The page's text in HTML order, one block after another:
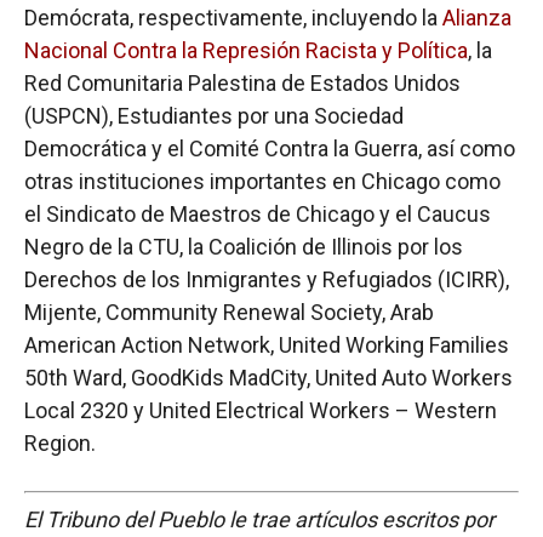
Demócrata, respectivamente, incluyendo laAlianza
Nacional Contra la Represión Racista y Política, la
Red Comunitaria Palestina de Estados Unidos
(USPCN), Estudiantes por una Sociedad
Democrática y el Comité Contra la Guerra, así como
otras instituciones importantes en Chicago como
el Sindicato de Maestros de Chicago y el Caucus
Negro de la CTU, la Coalición de Illinois por los
Derechos de los Inmigrantes y Refugiados (ICIRR),
Mijente, Community Renewal Society, Arab
American Action Network, United Working Families
50th Ward, GoodKids MadCity, United Auto Workers
Local 2320 y United Electrical Workers – Western
Region.
El Tribuno del Pueblo le trae artículos escritos por